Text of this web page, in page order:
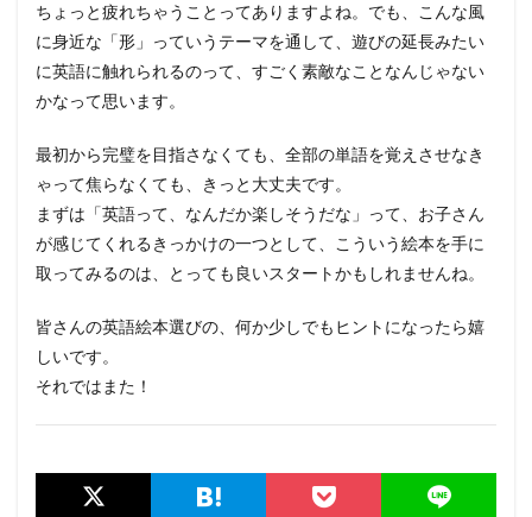
ちょっと疲れちゃうことってありますよね。でも、こんな風
に身近な「形」っていうテーマを通して、遊びの延長みたい
に英語に触れられるのって、すごく素敵なことなんじゃない
かなって思います。
最初から完璧を目指さなくても、全部の単語を覚えさせなき
ゃって焦らなくても、きっと大丈夫です。
まずは「英語って、なんだか楽しそうだな」って、お子さん
が感じてくれるきっかけの一つとして、こういう絵本を手に
取ってみるのは、とっても良いスタートかもしれませんね。
皆さんの英語絵本選びの、何か少しでもヒントになったら嬉
しいです。
それではまた！